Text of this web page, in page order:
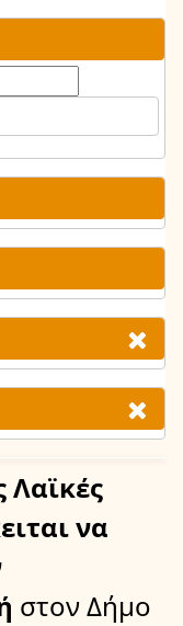
Λαϊκές
να
στον Δήμο